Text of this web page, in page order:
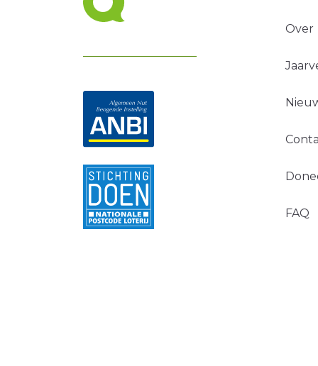
Over
FAQ